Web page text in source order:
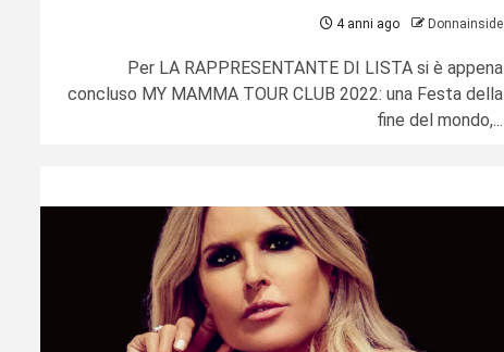
4 anni ago Donnainside
Per LA RAPPRESENTANTE DI LISTA si è appena
concluso MY MAMMA TOUR CLUB 2022: una Festa della
fine del mondo,...